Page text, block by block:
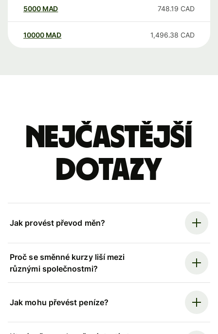
5000 MAD 748.19 CAD
10000 MAD 1,496.38 CAD
Nejčastější
dotazy
Jak provést převod měn?
Proč se směnné kurzy liší mezi
různými společnostmi?
Jak mohu převést peníze?